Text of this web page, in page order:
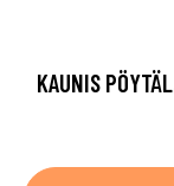
KAUNIS